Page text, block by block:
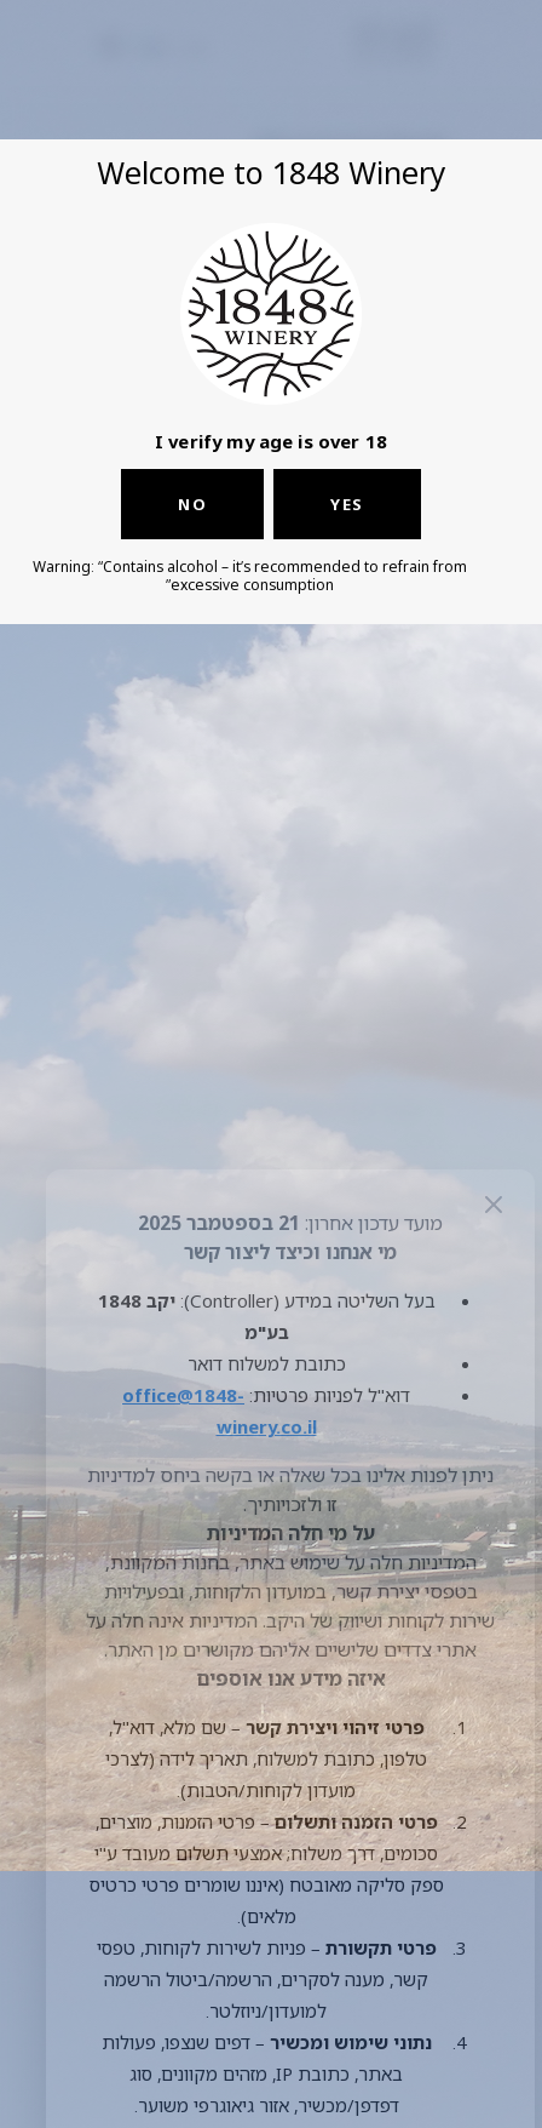
Welcome to 1848 Winery
I verify my age is over 18
YES
NO
Warning: “Contains alcohol – it’s recommended to refrain from
excessive consumption”
מדיניות
פרטיות – יקב
1848
מועד עדכון אחרון:
בספטמבר 2025
בעל השליטה במידע (Controller):
1848 בע"מ
office@1848-
המקוונת, בטפסי יצירת קשר, במועדון
מועדון לקוחות/הטבות).
מוצרים, סכומים, דרך משלוח; אמצעי תשלום
מעובד ע"י ספק סליקה מאובטח (איננו
שומרים פרטי כרטיס מלאים).
– פניות לשירות לקוחות,
טפסי קשר, מענה לסקרים, הרשמה/ביטול
הרשמה למועדון/ניוזלטר.
נתוני שימוש ומכשיר– דפים שנצפו,
פעולות באתר, כתובת IP, מזהים מקוונים, סוג
דפדפן/מכשיר, אזור גיאוגרפי משוער.
מסירת נתונים מסוימים הינה תנאי למתן
שירות (למשל: כתובת למשלוח). אם לא
יימסרו נתונים בשדות חובה – לא נוכל
להשלים את העסקה/הבקשה.
כיצד אנו אוספים מידע
ישירות ממך– ביצוע הזמנה, פתיחת
חשבון/רישום למועדון, פנייה בטופס
קשר/טלפון, הרשמה לניוזלטר, אירועים
וטעימות.
באופן אוטומטי
– באמצעות Cookies
וטכנולוגיות דומות המוטמעות באתר.
מצדדים שלישיים– ספקי סליקה,
לוגיסטיקה ומשלוחים, מערכות דיוור ו-CRM,
רשתות פרסום (כגון Google, Meta) – בכפוף
לדין ולהסכמים מתאימים.
אספקת שירותים ומוצרים: טיפול